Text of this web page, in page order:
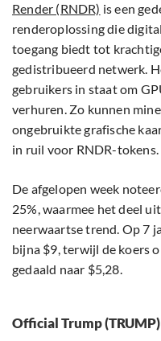
Render (RNDR) is een
renderoplossing die
toegang biedt tot
gedistribueerd netwerk.
gebruikers in staat om
verhuren. Zo kunnen
ongebruikte grafische
in ruil voor RNDR-tokens.
De afgelopen week
25%, waarmee het deel
neerwaartse trend. Op 7
bijna $9, terwijl de koers
gedaald naar $5,28.
Official Trump (TRUMP)